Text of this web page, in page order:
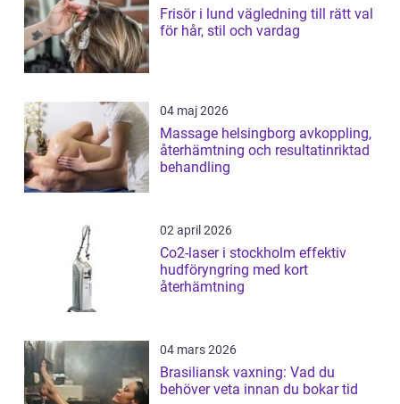
Frisör i lund vägledning till rätt val
för hår, stil och vardag
04 maj 2026
Massage helsingborg avkoppling,
återhämtning och resultatinriktad
behandling
02 april 2026
Co2-laser i stockholm effektiv
hudföryngring med kort
återhämtning
04 mars 2026
Brasiliansk vaxning: Vad du
behöver veta innan du bokar tid